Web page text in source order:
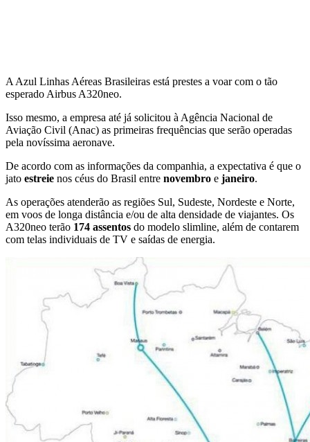
A Azul Linhas Aéreas Brasileiras está prestes a voar com o tão
esperado Airbus A320neo.
Isso mesmo, a empresa até já solicitou à Agência Nacional de
Aviação Civil (Anac) as primeiras frequências que serão operadas
pela novíssima aeronave.
De acordo com as informações da companhia, a expectativa é que o
jato estreie nos céus do Brasil entre novembro e janeiro.
As operações atenderão as regiões Sul, Sudeste, Nordeste e Norte,
em voos de longa distância e/ou de alta densidade de viajantes. Os
A320neo terão 174 assentos do modelo slimline, além de contarem
com telas individuais de TV e saídas de energia.